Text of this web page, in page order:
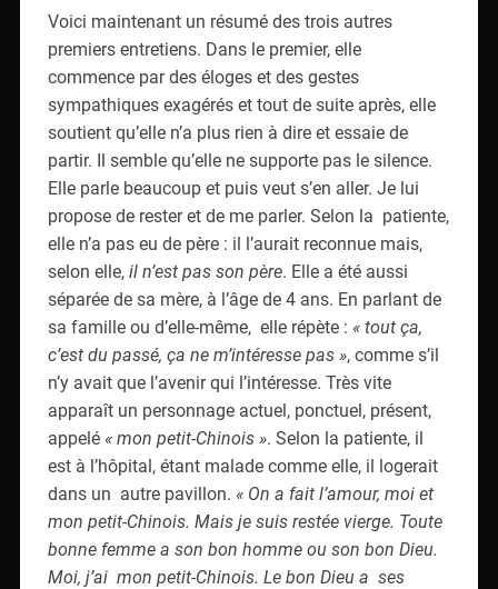
Voici maintenant un résumé des trois autres
premiers entretiens. Dans le premier, elle
commence par des éloges et des gestes
sympathiques exagérés et tout de suite après, elle
soutient qu’elle n’a plus rien à dire et essaie de
partir. Il semble qu’elle ne supporte pas le silence.
Elle parle beaucoup et puis veut s’en aller. Je lui
propose de rester et de me parler. Selon la patiente,
elle n’a pas eu de père : il l’aurait reconnue mais,
selon elle, il n’est pas son père. Elle a été aussi
séparée de sa mère, à l’âge de 4 ans. En parlant de
sa famille ou d’elle-même, elle répète : « tout ça,
c’est du passé, ça ne m’intéresse pas », comme s’il
n’y avait que l’avenir qui l’intéresse. Très vite
apparaît un personnage actuel, ponctuel, présent,
appelé « mon petit-Chinois ». Selon la patiente, il
est à l’hôpital, étant malade comme elle, il logerait
dans un autre pavillon. « On a fait l’amour, moi et
mon petit-Chinois. Mais je suis restée vierge. Toute
bonne femme a son bon homme ou son bon Dieu.
Moi, j’ai mon petit-Chinois. Le bon Dieu a ses